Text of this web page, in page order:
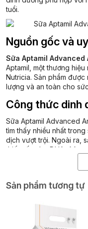
tuổi.
Nguồn gốc và
Sữa Aptamil Advanced
Aptamil, một thương
Nutricia. Sản phẩm được
lượng và an toàn cho
Công thức dinh
Sữa Aptamil Advanced
tìm thấy nhiều nhất
dịch vượt trội. Ngoài ra,
thiết yếu như DHA, AA,
phát triển trí não, thị
Sữa Aptamil Advanced
lệ 9:1, tương tự như
hỗ trợ hệ tiêu hóa khỏe
hóa, đồng thời ngăn
Sản phẩm tương tự